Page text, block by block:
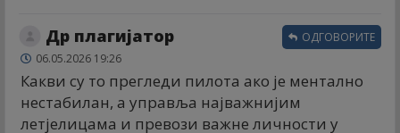
Др плагијатор
06.05.2026 19:26
Какви су то прегледи пилота ако је ментално
нестабилан, а управља најважнијим
летјелицама и превози важне личности у
ОДГОВОРИТЕ